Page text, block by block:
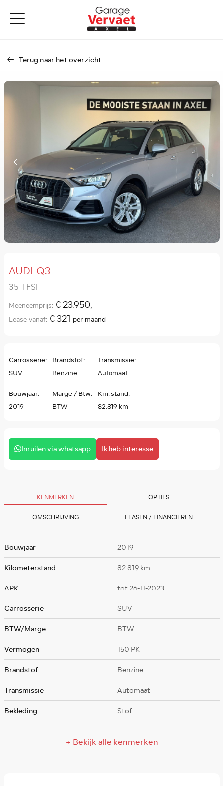
Terug naar het overzicht
AUDI Q3
35 TFSI
Meeneemprijs:€ 23.950,-
Lease vanaf:€ 321 per maand
Carrosserie:
SUV
Brandstof:
Benzine
Transmissie:
Automaat
Bouwjaar:
2019
Marge / Btw:
BTW
Km. stand:
82.819 km
Inruilen via whatsapp Ik heb interesse
KENMERKEN OPTIES
OMSCHRIJVING LEASEN / FINANCIEREN
Bouwjaar
2019
Kilometerstand
82.819 km
APK
tot 26-11-2023
Carrosserie
SUV
BTW/Marge
BTW
Vermogen
150 PK
Brandstof
Benzine
Transmissie
Automaat
Bekleding
Stof
+ Bekijk alle kenmerken